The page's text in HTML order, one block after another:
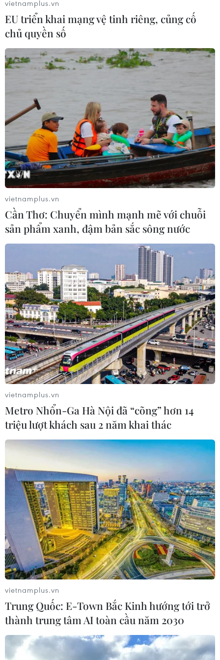
Dubai (UAE), những "hạt giống" kim cương "lớn lên"
với tốc độ khoảng 0,01mm mỗi giờ.
Người phụ nữ Mỹ đầu tiên hoàn thành đi
thuyền một mình vòng quanh thế giới
Bất chấp nhiều khó khăn, bị thương ở xương sườn vào
thời điểm khoảng giữa cuộc đua, người phụ nữ 29 tuổi
này về đích ở vị trí thứ 2.
Bất ngờ về kết quả nghiên cứu trên người
đàn ông tiêm 217 mũi vaccine COVID-19
07/03/2024 06:31
Một người đàn ông tại Đức đã tiêm hơn 200 mũi
vaccine phòng COVID-19 nhưng các nhà khoa học
không phát hiện bất kỳ dấu hiệu bất thường nào với hệ
miễn dịch của người này.
vietnamplus.vn
EU triển khai mạng vệ tinh riêng, củng cố
chủ quyền số
vietnamplus.vn
Cần Thơ: Chuyển mình mạnh mẽ với chuỗi
sản phẩm xanh, đậm bản sắc sông nước
vietnamplus.vn
Metro Nhổn-Ga Hà Nội đã “cõng” hơn 14
triệu lượt khách sau 2 năm khai thác
vietnamplus.vn
Trung Quốc: E-Town Bắc Kinh hướng tới trở
thành trung tâm AI toàn cầu năm 2030